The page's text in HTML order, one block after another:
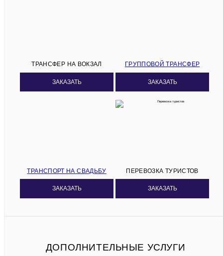
ТРАНСФЕР НА ВОКЗАЛ
ЗАКАЗАТЬ
ГРУППОВОЙ ТРАНСФЕР
ЗАКАЗАТЬ
ТРАНСПОРТ НА СВАДЬБУ
ЗАКАЗАТЬ
ПЕРЕВОЗКА ТУРИСТОВ
ЗАКАЗАТЬ
ДОПОЛНИТЕЛЬНЫЕ УСЛУГИ